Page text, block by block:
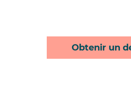
Obtenir un